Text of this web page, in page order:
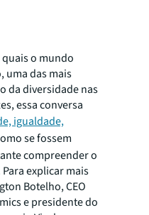
quais o mundo
uma das mais
da diversidade nas
essa conversa
igualdade,
se fossem
compreender o
explicar mais
Botelho, CEO
e presidente do